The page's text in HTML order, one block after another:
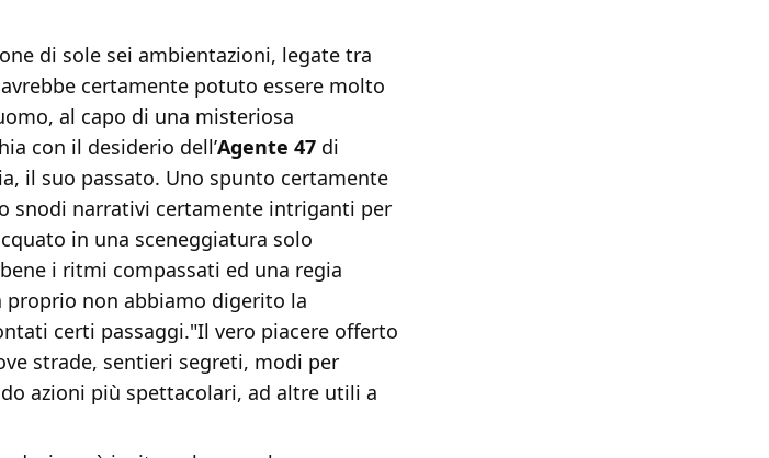
di sole sei ambientazioni, legate tra
certamente potuto essere molto
al capo di una misteriosa
con il desiderio dell’Agente 47 di
il suo passato. Uno spunto certamente
snodi narrativi certamente intriganti per
in una sceneggiatura solo
i ritmi compassati ed una regia
non abbiamo digerito la
certi passaggi."Il vero piacere offerto
strade, sentieri segreti, modi per
azioni più spettacolari, ad altre utili a